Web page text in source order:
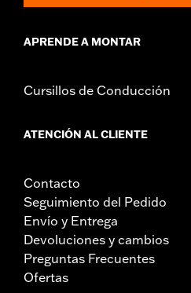
Se vende por unidades:Par
insertos aislantes de las vibraciones
APRENDE A MONTAR
Cursillos de Conducción
ATENCIÓN AL CLIENTE
Contacto
Seguimiento del Pedido
Envío y Entrega
Devoluciones y cambios
Preguntas Frecuentes
Ofertas